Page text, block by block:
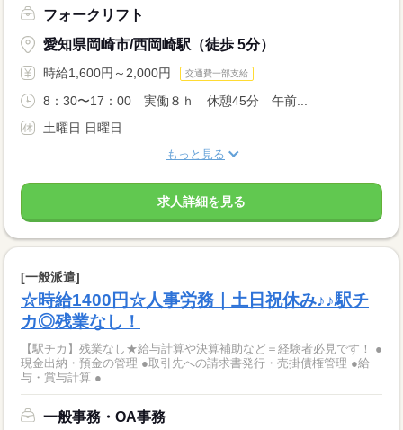
フォークリフト
愛知県岡崎市/西岡崎駅（徒歩 5分）
時給1,600円～2,000円 交通費一部支給
8：30〜17：00 実働８ｈ 休憩45分 午前...
土曜日 日曜日
もっと見る
求人詳細を見る
[一般派遣]
☆時給1400円☆人事労務｜土日祝休み♪♪駅チ
カ◎残業なし！
【駅チカ】残業なし★給与計算や決算補助など＝経験者必見です！ ●
現金出納・預金の管理 ●取引先への請求書発行・売掛債権管理 ●給
与・賞与計算 ●...
一般事務・OA事務